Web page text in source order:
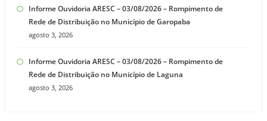
Informe Ouvidoria ARESC – 03/08/2026 – Rompimento de
Rede de Distribuição no Município de Garopaba
agosto 3, 2026
Informe Ouvidoria ARESC – 03/08/2026 – Rompimento de
Rede de Distribuição no Município de Laguna
agosto 3, 2026